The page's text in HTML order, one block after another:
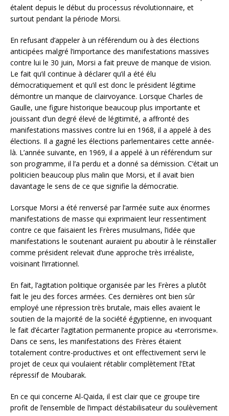
étalent depuis le début du processus révolutionnaire, et
surtout pendant la période Morsi.
En refusant d’appeler à un référendum ou à des élections
anticipées malgré l’importance des manifestations massives
contre lui le 30 juin, Morsi a fait preuve de manque de vision.
Le fait qu’il continue à déclarer qu’il a été élu
démocratiquement et qu’il est donc le président légitime
démontre un manque de clairvoyance. Lorsque Charles de
Gaulle, une figure historique beaucoup plus importante et
jouissant d’un degré élevé de légitimité, a affronté des
manifestations massives contre lui en 1968, il a appelé à des
élections. Il a gagné les élections parlementaires cette année-
là. L’année suivante, en 1969, il a appelé à un référendum sur
son programme, il l’a perdu et a donné sa démission. C’était un
politicien beaucoup plus malin que Morsi, et il avait bien
davantage le sens de ce que signifie la démocratie.
Lorsque Morsi a été renversé par l’armée suite aux énormes
manifestations de masse qui exprimaient leur ressentiment
contre ce que faisaient les Frères musulmans, l’idée que
manifestations le soutenant auraient pu aboutir à le réinstaller
comme président relevait d’une approche très irréaliste,
voisinant l’irrationnel.
En fait, l’agitation politique organisée par les Frères a plutôt
fait le jeu des forces armées. Ces dernières ont bien sûr
employé une répression très brutale, mais elles avaient le
soutien de la majorité de la société égyptienne, en invoquant
le fait d’écarter l’agitation permanente propice au «terrorisme».
Dans ce sens, les manifestations des Frères étaient
totalement contre-productives et ont effectivement servi le
projet de ceux qui voulaient rétablir complètement l’Etat
répressif de Moubarak.
En ce qui concerne Al-Qaida, il est clair que ce groupe tire
profit de l’ensemble de l’impact déstabilisateur du soulèvement